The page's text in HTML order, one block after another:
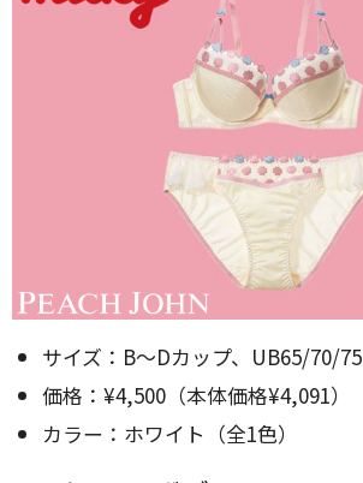
サイズ：B～Dカップ、UB65/70/75
価格：¥4,500（本体価格¥4,091）
カラー：ホワイト（全1色）